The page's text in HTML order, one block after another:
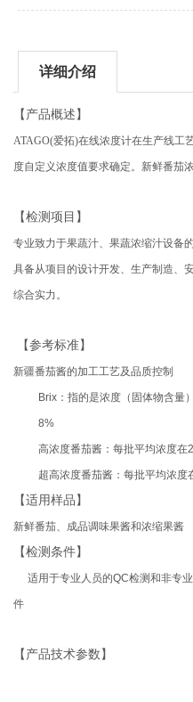
详细介绍
【产品概述】
ATAGO(爱拓)在线浓度计在生产线工
度自定义浓度值要求确定。新鲜番茄
【检测项目】
专业致力于果蔬汁、果蔬浓缩汁设备
具备从项目的设计开发、生产制造、
综合实力。
【参考标准】
新疆番茄酱的加工工艺及品质控制
Brix ：指的是浓度（固体物含量
8%
高浓度番茄酱：每批平均浓度在
超高浓度番茄酱：每批平均浓度
【适用样品】
新鲜番茄 、成品调味果酱和浓缩果酱
【检测条件】
适用于专业人员的QC检测和非专
件
【产品技术参数】